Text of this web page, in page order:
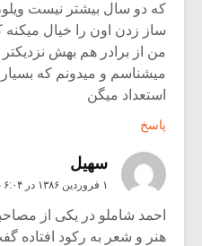
که دو سال بیشتر نیست
ساز زدن اون را خیال میکنه
من از برادر هم بهش
میشناسم و میدونم که بسیار
استعداد میگن
پاسخ
سهیل
۱ فروردین ۱۳۸۶ در ۶:۰۴ ب٫ظ
احمد شاملو در یکی از
هنر و شعر به رکود افتاده